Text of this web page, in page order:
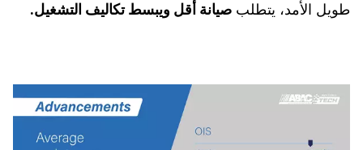
طويل الأمد، يتطلب صيانة أقل ويبسط تكاليف التشغيل.